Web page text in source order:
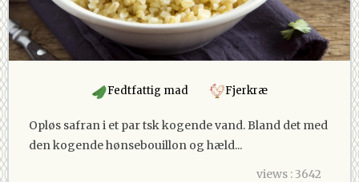
Fedtfattig mad Fjerkræ
Opløs safran i et par tsk kogende vand. Bland det med
den kogende hønsebouillon og hæld...
views : 3642